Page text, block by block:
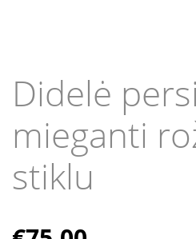
Didelė
mieganti
stiklu